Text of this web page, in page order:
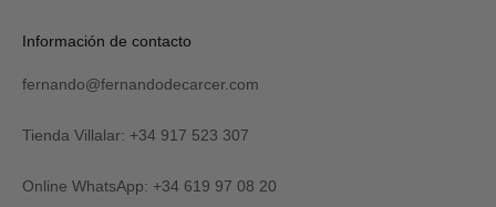
R
I
I
M
E
tu
al
y
recibirás
Información de contacto
fernando@fernandodecarcer.com
Tienda Villalar: +34 917 523 307
Online WhatsApp: +34 619 97 08 20